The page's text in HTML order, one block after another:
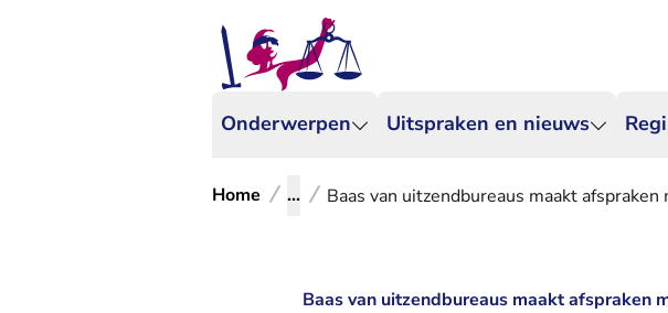
Onderwerpen Uitspraken en nieuws
Home ... Baas van uitzendbureaus maakt
Baas van uitzendbureaus maakt afspraken